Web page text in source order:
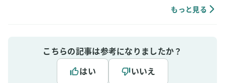
もっと見る
こちらの記事は参考になりましたか？
はい
いいえ